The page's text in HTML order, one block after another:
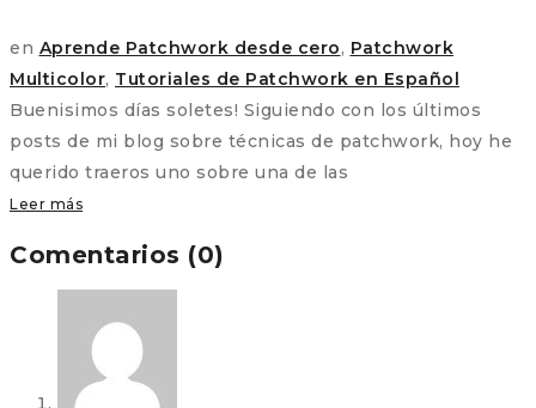
en Aprende Patchwork desde cero, Patchwork
Multicolor, Tutoriales de Patchwork en Español
Buenisimos días soletes! Siguiendo con los últimos
posts de mi blog sobre técnicas de patchwork, hoy he
querido traeros uno sobre una de las
Leer más
Comentarios (0)